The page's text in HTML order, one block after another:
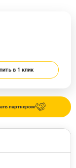
партнером
в 1 клик